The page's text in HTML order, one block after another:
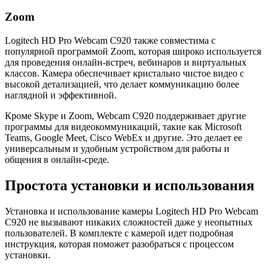
Zoom
Logitech HD Pro Webcam C920 также совместима с
популярной программой Zoom, которая широко используется
для проведения онлайн-встреч, вебинаров и виртуальных
классов. Камера обеспечивает кристально чистое видео с
высокой детализацией, что делает коммуникацию более
наглядной и эффективной.
Кроме Skype и Zoom, Webcam C920 поддерживает другие
программы для видеокоммуникаций, такие как Microsoft
Teams, Google Meet, Cisco WebEx и другие. Это делает ее
универсальным и удобным устройством для работы и
общения в онлайн-среде.
Простота установки и использования
Установка и использование камеры Logitech HD Pro Webcam
C920 не вызывают никаких сложностей даже у неопытных
пользователей. В комплекте с камерой идет подробная
инструкция, которая поможет разобраться с процессом
установки.